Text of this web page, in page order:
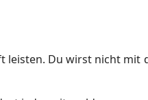
Du wirst nicht mit